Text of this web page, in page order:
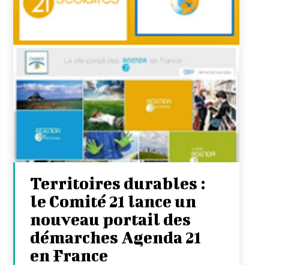
Territoires durables :
le Comité 21 lance un
nouveau portail des
démarches Agenda 21
en France